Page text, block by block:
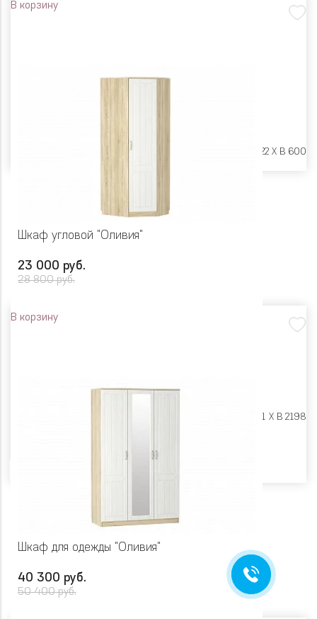
В корзину
Ш 800 X Г 22 X В 600
Шкаф угловой "Оливия"
23 000 руб.
28 800 руб.
В корзину
Ш 697 X Г 891 X В 2198
Шкаф для одежды "Оливия"
40 300 руб.
50 400 руб.